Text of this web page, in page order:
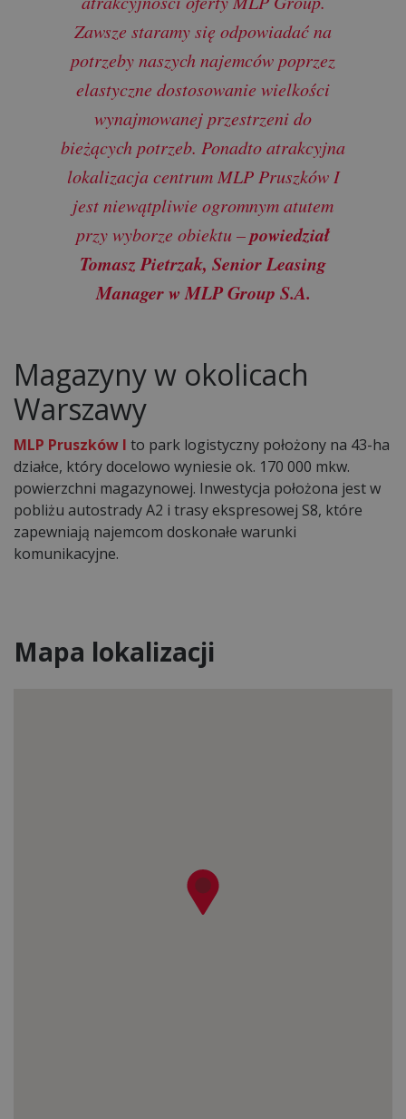
Zawsze staramy się odpowiadać na
potrzeby naszych najemców poprzez
elastyczne dostosowanie wielkości
wynajmowanej przestrzeni do
bieżących potrzeb. Ponadto atrakcyjna
lokalizacja centrum MLP Pruszków I
jest niewątpliwie ogromnym atutem
przy wyborze obiektu –powiedział
Tomasz Pietrzak, Senior Leasing
Manager w MLP Group S.A.
Magazyny w okolicach
Warszawy
MLP Pruszków I to park logistyczny położony na 43-ha
działce, który docelowo wyniesie ok. 170 000 mkw.
powierzchni magazynowej. Inwestycja położona jest w
pobliżu autostrady A2 i trasy ekspresowej S8, które
zapewniają najemcom doskonałe warunki
komunikacyjne.
Mapa lokalizacji